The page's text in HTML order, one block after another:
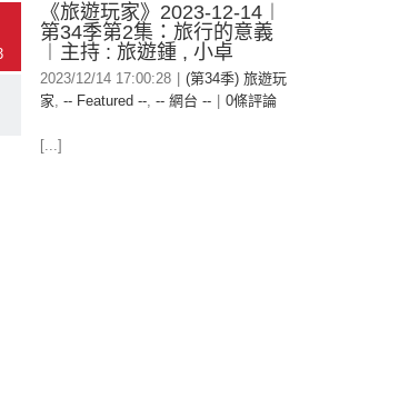
《旅遊玩家》2023-12-14︱
第34季第2集：旅行的意義
︱主持 : 旅遊鍾 , 小卓
2023/12/14 17:00:28
(第34季) 旅遊玩
家, -- Featured --, -- 網台 -- 0條評論
[...]